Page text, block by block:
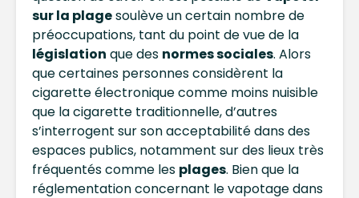
sur la plagesoulève un certain nombre de
préoccupations, tant du point de vue de la
législation que des normes sociales. Alors
que certaines personnes considèrent la
cigarette électronique comme moins nuisible
que la cigarette traditionnelle, d’autres
s’interrogent sur son acceptabilité dans des
espaces publics, notamment sur des lieux très
fréquentés comme les plages. Bien que la
réglementation concernant le vapotage dans